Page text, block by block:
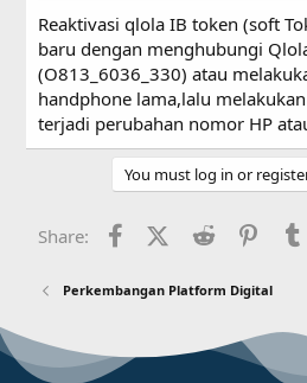
r
t
e
r
Reaktivasi qlola IB token (soft
baru dengan menghubungi
(O813_6036_330) atau
handphone lama,lalu
terjadi perubahan nomor HP
You must log in or
Share: FacebookX (Twitter)
Reddit
Perkembangan Platform Digital